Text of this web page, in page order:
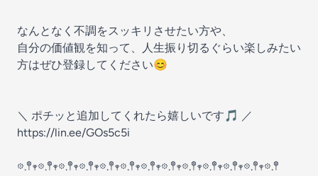
なんとなく不調をスッキリさせたい方や、
自分の価値観を知って、人生振り切るぐらい楽しみたい
方はぜひ登録してください😊
＼ ポチッと追加してくれたら嬉しいです🎵 ／
https://lin.ee/GOs5c5i
𖡼.𖤣𖥧𖡼.𖤣𖥧𖡼.𖤣𖥧𖡼.𖤣𖥧𖡼.𖤣𖥧𖡼.𖤣𖥧𖡼.𖤣𖥧𖡼.𖤣𖥧𖡼.𖤣𖥧𖡼.𖤣𖥧𖡼.𖤣𖥧𖡼.𖤣𖥧𖡼.𖤣